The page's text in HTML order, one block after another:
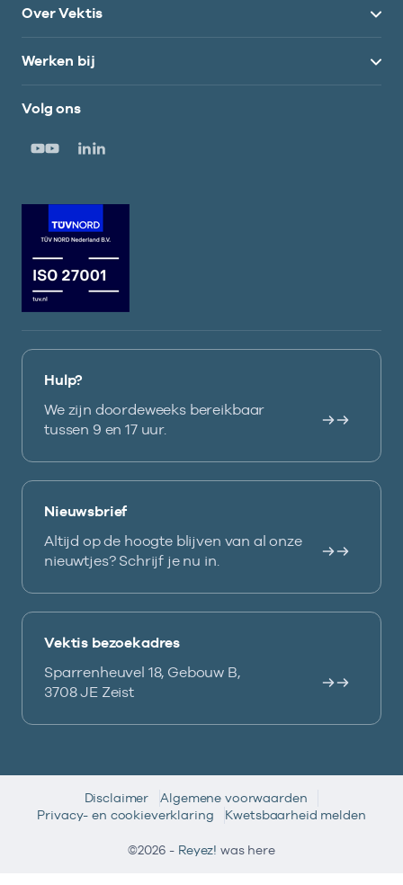
Over Vektis
Werken bij
Volg ons
Hulp?
We zijn doordeweeks bereikbaar
tussen 9 en 17 uur.
Nieuwsbrief
Altijd op de hoogte blijven van al onze
nieuwtjes? Schrijf je nu in.
Vektis bezoekadres
Sparrenheuvel 18, Gebouw B,
3708 JE Zeist
Disclaimer
Algemene voorwaarden
Privacy- en cookieverklaring
Kwetsbaarheid melden
©2026 - Reyez! was here